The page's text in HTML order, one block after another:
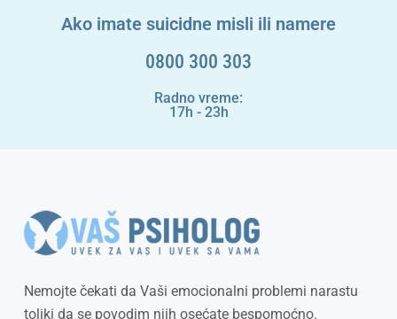
Ako imate suicidne misli ili namere
0800 300 303
Radno vreme:
17h - 23h
Nemojte čekati da Vaši emocionalni problemi narastu
toliki da se povodim njih osećate bespomoćno.